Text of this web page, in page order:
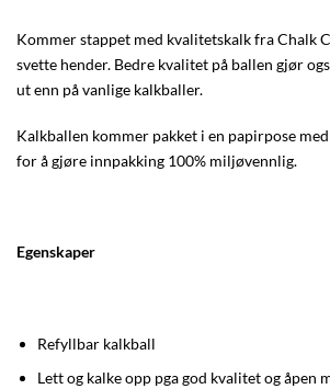
Kommer stappet med kvalitetskalk fra Chalk
svette hender. Bedre kvalitet på ballen gjør
ut enn på vanlige kalkballer.
Kalkballen kommer pakket i en papirpose
for å gjøre innpakking 100% miljøvennlig.
Egenskaper
Refyllbar kalkball
Lett og kalke opp pga god kvalitet og åpen